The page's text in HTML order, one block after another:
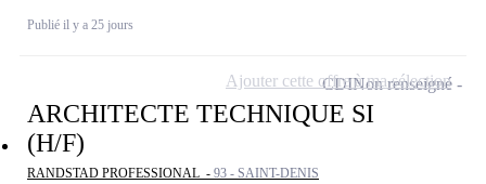
Publié il y a 25 jours
ARCHITECTE TECHNIQUE SI
(H/F)
RANDSTAD PROFESSIONAL - 93 - SAINT-DENIS
CDINon renseigné
Ajouter cette offre à ma sélection